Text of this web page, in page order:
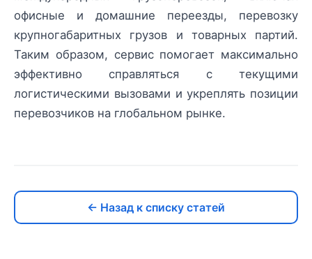
офисные и домашние переезды, перевозку
крупногабаритных грузов и товарных партий.
Таким образом, сервис помогает максимально
эффективно справляться с текущими
логистическими вызовами и укреплять позиции
перевозчиков на глобальном рынке.
← Назад к списку статей